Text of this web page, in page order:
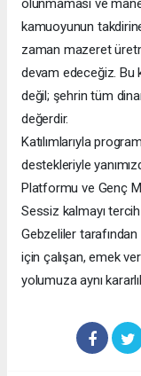
olunmaması ve
kamuoyunun
zaman mazeret
devam edeceğiz. Bu
değil; şehrin tüm
değerdir.
Katılımlarıyla
destekleriyle
Platformu ve Genç
Sessiz kalmayı
Gebzeliler
için çalışan, emek
yolumuza aynı